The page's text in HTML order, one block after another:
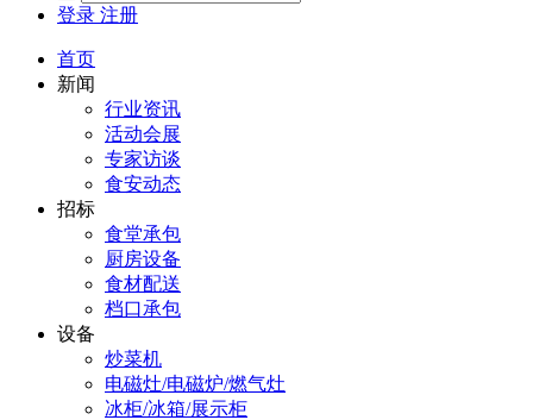
登录 注册
首页
新闻
行业资讯
活动会展
专家访谈
食安动态
招标
食堂承包
厨房设备
食材配送
档口承包
设备
炒菜机
电磁灶/电磁炉/燃气灶
冰柜/冰箱/展示柜